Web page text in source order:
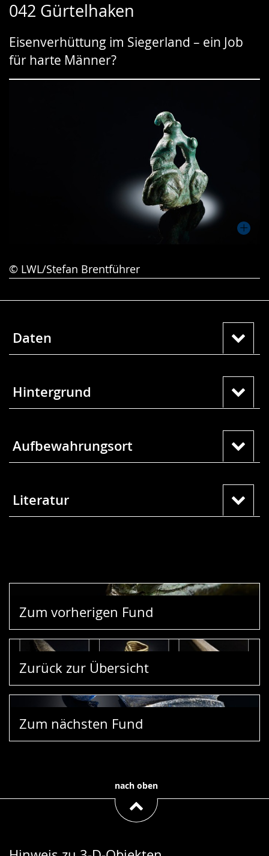
042 Gürtelhaken
Eisenverhüttung im Siegerland – ein Job
für harte Männer?
© LWL/Stefan Brentführer
Leichten
wechseln.
Audio-
Video
Deutscher
Gebärdensprache
wird
Daten
Hintergrund
Aufbewahrungsort
Literatur
Zum vorherigen Fund
Zurück zur Übersicht
Zum nächsten Fund
nach oben